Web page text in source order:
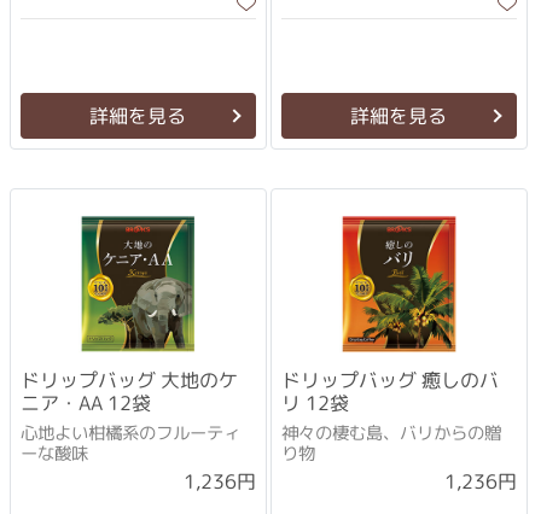
詳細を見る 詳細を見る
ドリップバッグ 大地のケ
ニア・AA 12袋
心地よい柑橘系のフルーティ
ーな酸味
1,236円
ドリップバッグ 癒しのバ
リ 12袋
神々の棲む島、バリからの贈
り物
1,236円